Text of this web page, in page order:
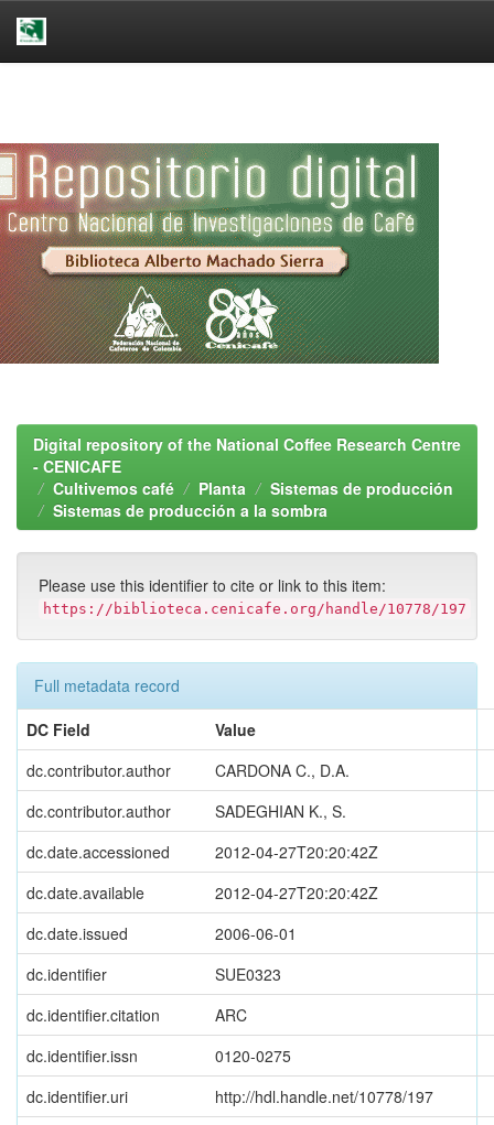
Digital repository of the National Coffee Research Centre
- CENICAFE
Cultivemos café
Planta
Sistemas de producción
Sistemas de producción a la sombra
Please use this identifier to cite or link to this item:
https://biblioteca.cenicafe.org/handle/10778/197
Full metadata record
DC Field
Value
dc.contributor.author
CARDONA C., D.A.
dc.contributor.author
SADEGHIAN K., S.
dc.date.accessioned
2012-04-27T20:20:42Z
dc.date.available
2012-04-27T20:20:42Z
dc.date.issued
2006-06-01
dc.identifier
SUE0323
dc.identifier.citation
ARC
dc.identifier.issn
0120-0275
dc.identifier.uri
http://hdl.handle.net/10778/197